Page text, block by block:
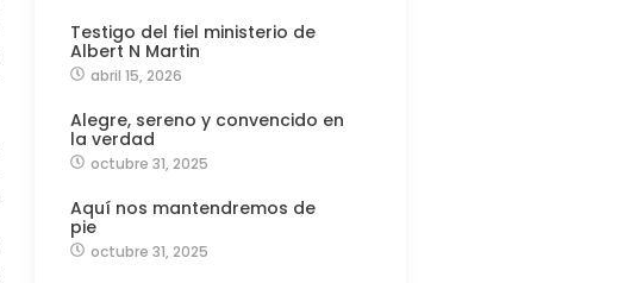
Testigo del fiel ministerio de
Albert N Martin
abril 15, 2026
Alegre, sereno y convencido en
la verdad
octubre 31, 2025
Aquí nos mantendremos de
pie
octubre 31, 2025